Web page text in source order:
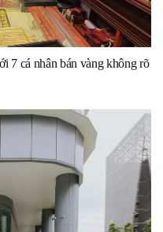
7 cá nhân bán vàng không rõ